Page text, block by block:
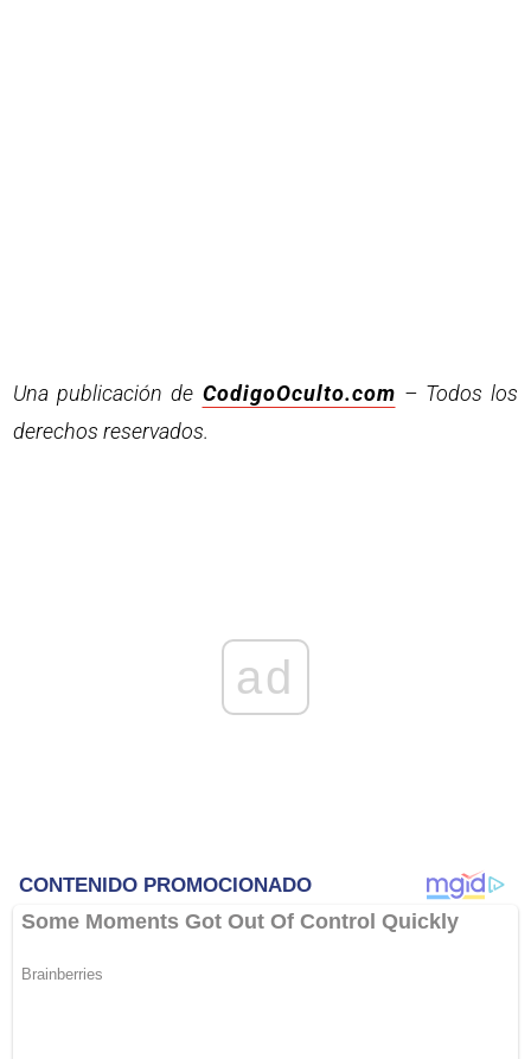
Una publicación de CodigoOculto.com – Todos los
derechos reservados.
ad